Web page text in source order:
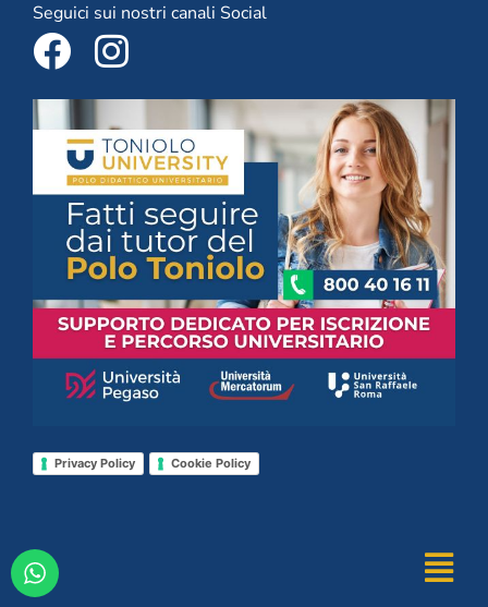
Seguici sui nostri canali Social
Privacy Policy Cookie Policy